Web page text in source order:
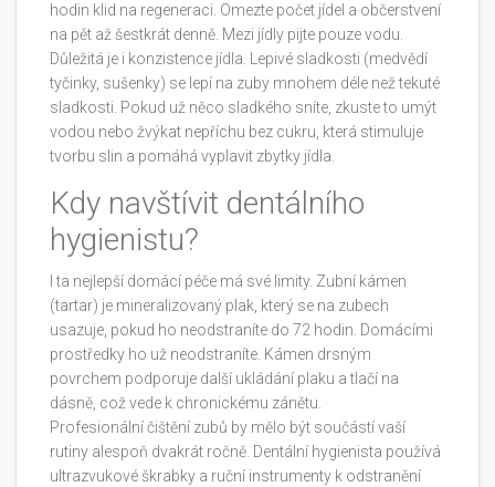
hodin klid na regeneraci. Omezte počet jídel a občerstvení
na pět až šestkrát denně. Mezi jídly pijte pouze vodu.
Důležitá je i konzistence jídla. Lepivé sladkosti (medvědí
tyčinky, sušenky) se lepí na zuby mnohem déle než tekuté
sladkosti. Pokud už něco sladkého sníte, zkuste to umýt
vodou nebo žvýkat nepříchu bez cukru, která stimuluje
tvorbu slin a pomáhá vyplavit zbytky jídla.
Kdy navštívit dentálního
hygienistu?
I ta nejlepší domácí péče má své limity. Zubní kámen
(tartar) je mineralizovaný plak, který se na zubech
usazuje, pokud ho neodstraníte do 72 hodin. Domácími
prostředky ho už neodstraníte. Kámen drsným
povrchem podporuje další ukládání plaku a tlačí na
dásně, což vede k chronickému zánětu.
Profesionální čištění zubů by mělo být součástí vaší
rutiny alespoň dvakrát ročně. Dentální hygienista používá
ultrazvukové škrabky a ruční instrumenty k odstranění